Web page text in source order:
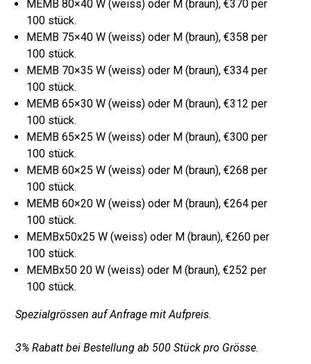
MEMB 80×40 W (weiss) oder M (braun), €370 per
100 stück.
MEMB 75×40 W (weiss) oder M (braun), €358 per
100 stück.
MEMB 70×35 W (weiss) oder M (braun), €334 per
100 stück.
MEMB 65×30 W (weiss) oder M (braun), €312 per
100 stück.
MEMB 65×25 W (weiss) oder M (braun), €300 per
100 stück.
MEMB 60×25 W (weiss) oder M (braun), €268 per
100 stück.
MEMB 60×20 W (weiss) oder M (braun), €264 per
100 stück.
MEMBx50x25 W (weiss) oder M (braun), €260 per
100 stück.
MEMBx50 20 W (weiss) oder M (braun), €252 per
100 stück.
Spezialgrössen auf Anfrage mit Aufpreis.
3% Rabatt bei Bestellung ab 500 Stück pro Grösse.